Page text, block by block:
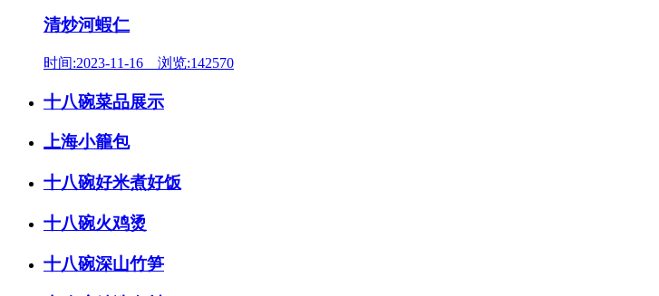
清炒河蝦仁
时间:2023-11-16 浏览:142570
十八碗菜品展示
上海小籠包
十八碗好米煮好饭
十八碗火鸡烫
十八碗深山竹笋